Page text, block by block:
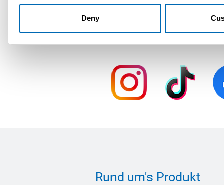
Deny
Folgen Sie
Rund um's Produkt